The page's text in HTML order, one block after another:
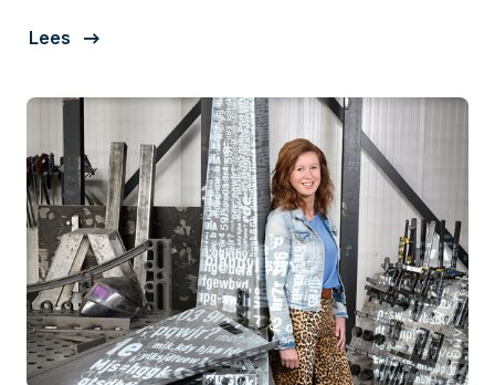
elkaar begrijpen gaat niet altijd vanzelf. Sietse
Franeker.
Lees